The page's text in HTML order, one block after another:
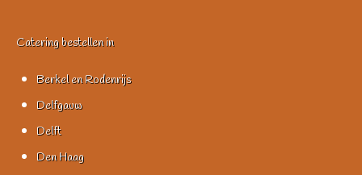
Catering bestellen in
Berkel en Rodenrijs
Delfgauw
Delft
Den Haag